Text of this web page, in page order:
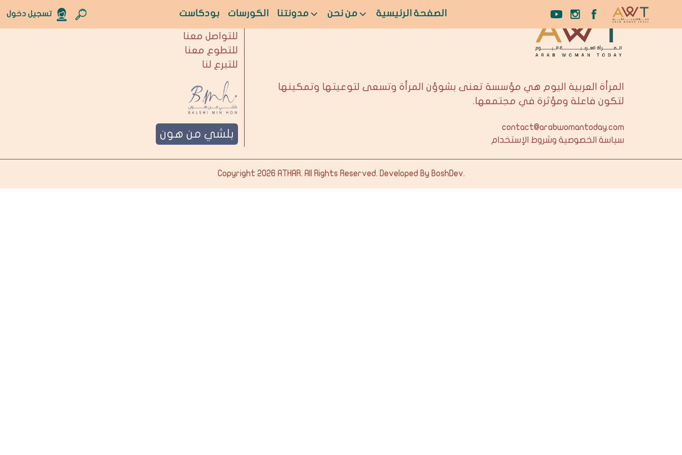
الصفحة الرئيسية من نحن مدونتنا الكورسات بودكاست تسجيل دخول
المرأة العربية اليوم هي مؤسسة تعنى بشوؤن المرأة وتسعى لتوعيتها وتمكينها
لتكون فاعلة ومؤثرة في مجتمعها.
contact@arabwomantoday.com
سياسة الخصوصية وشروط الإستخدام
للتواصل معنا
للتطوع معنا
للتبرع لنا
بلشي من هون
Copyright 2026 ATHAR. All Rights Reserved. Developed By BoshDev.